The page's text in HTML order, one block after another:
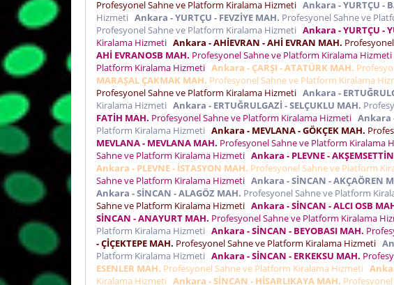
Profesyonel Sahne ve Platform Kiralama Hizmeti Ankara - YURTÇU -
Hizmeti Ankara - YURTÇU - FEVZİYE MAH. Profesyonel Sahne ve
Profesyonel Sahne ve Platform Kiralama Hizmeti Ankara - YURTÇU -
Kiralama Hizmeti Ankara - AHİEVRAN - AHİ EVRAN MAH.
AHİ EVRANOSB MAH. Profesyonel Sahne ve Platform Kiralama Hizmeti
Platform Kiralama Hizmeti Ankara - ÇARŞI - ATATÜRK MAH.
MARAŞAL ÇAKMAK MAH. Profesyonel Sahne ve Platform Kiralama
Profesyonel Sahne ve Platform Kiralama Hizmeti Ankara -
Kiralama Hizmeti Ankara - ERTUĞRULGAZİ - SELÇUKLU MAH.
FATİH MAH. Profesyonel Sahne ve Platform Kiralama Hizmeti Ankara
Platform Kiralama Hizmeti Ankara - MEVLANA - GÖKÇEK MAH.
MEVLANA - MEVLANA MAH. Profesyonel Sahne ve Platform Kiralama
Sahne ve Platform Kiralama Hizmeti Ankara - PLEVNE -
Ankara - PLEVNE - İSTASYON MAH. Profesyonel Sahne ve Platform
Sahne ve Platform Kiralama Hizmeti Ankara - SİNCAN - AKÇAÖREN
Ankara - SİNCAN - ALAGÖZ MAH. Profesyonel Sahne ve Platform
Sahne ve Platform Kiralama Hizmeti Ankara - SİNCAN - ALCI OSB
SİNCAN - ANAYURT MAH. Profesyonel Sahne ve Platform Kiralama
Platform Kiralama Hizmeti Ankara - SİNCAN - BEYOBASI MAH.
- ÇİÇEKTEPE MAH. Profesyonel Sahne ve Platform Kiralama Hizmeti
Platform Kiralama Hizmeti Ankara - SİNCAN - ERKEKSU MAH.
ESENLER MAH. Profesyonel Sahne ve Platform Kiralama Hizmeti
Kiralama Hizmeti Ankara - SİNCAN - HİSARLIKAYA MAH.